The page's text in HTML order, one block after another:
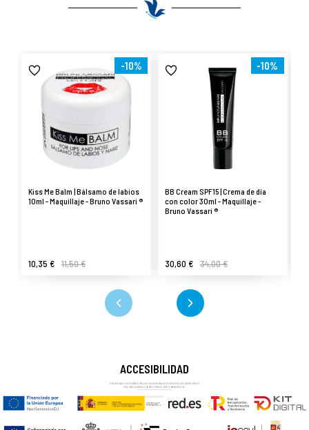
-10%
Kiss Me Balm | Bálsamo de labios
10ml - Maquillaje - Bruno Vassari ®
10,35 € 11,50 €
-10%
BB Cream SPF15 | Crema de día
con color 30ml - Maquillaje -
Bruno Vassari ®
30,60 € 34,00 €
ACCESIBILIDAD